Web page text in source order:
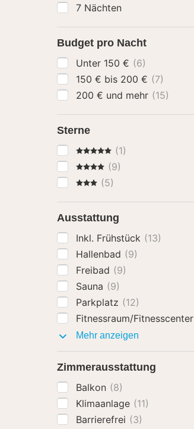
7 Nächten
Budget pro Nacht
Unter 150 € (6)
150 € bis 200 € (7)
200 € und mehr (15)
Sterne
5 Sterne (1)
4 Sterne(9)
3 Sterne
(5)
Ausstattung
Inkl. Frühstück (13)
Hallenbad (9)
Freibad (9)
Sauna (9)
Parkplatz (12)
Fitnessraum/Fitnesscenter
Mehr anzeigen
Zimmerausstattung
Balkon (8)
Klimaanlage (11)
Barrierefrei (3)